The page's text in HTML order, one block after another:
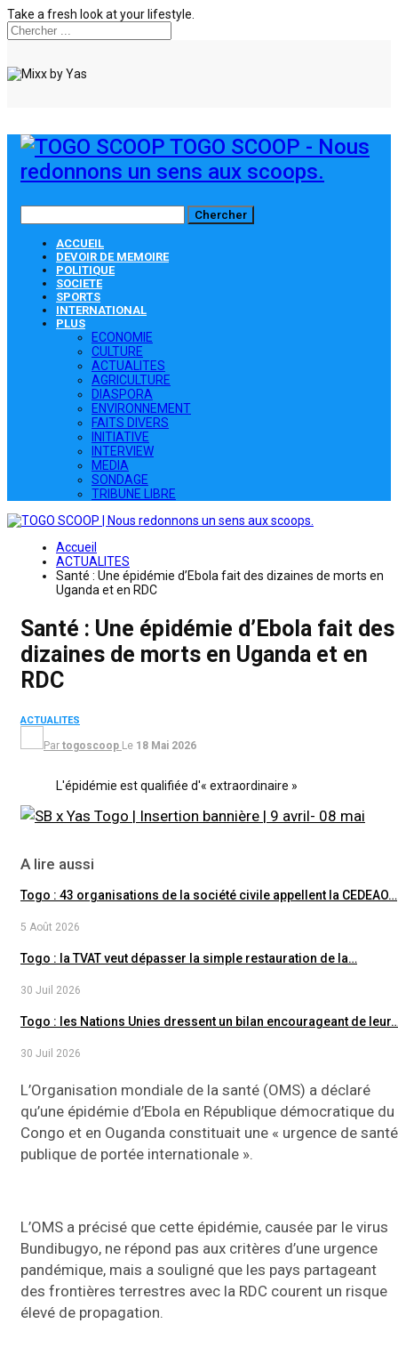
Take a fresh look at your lifestyle.
TOGO SCOOP - Nous
redonnons un sens aux scoops.
ACCUEIL
DEVOIR DE MEMOIRE
POLITIQUE
SOCIETE
SPORTS
INTERNATIONAL
PLUS
ECONOMIE
CULTURE
ACTUALITES
AGRICULTURE
DIASPORA
ENVIRONNEMENT
FAITS DIVERS
INITIATIVE
INTERVIEW
MEDIA
SONDAGE
TRIBUNE LIBRE
Accueil
ACTUALITES
Santé : Une épidémie d’Ebola fait des dizaines de morts en
Uganda et en RDC
Santé : Une épidémie d’Ebola fait des
dizaines de morts en Uganda et en
RDC
ACTUALITES
Par togoscoop Le 18 Mai 2026
L'épidémie est qualifiée d'« extraordinaire »
A lire aussi
Togo : 43 organisations de la société civile appellent la CEDEAO…
5 Août 2026
Togo : la TVAT veut dépasser la simple restauration de la…
30 Juil 2026
Togo : les Nations Unies dressent un bilan encourageant de
30 Juil 2026
L’Organisation mondiale de la santé (OMS) a déclaré
qu’une épidémie d’Ebola en République démocratique du
Congo et en Ouganda constituait une « urgence de santé
publique de portée internationale ».
L’OMS a précisé que cette épidémie, causée par le virus
Bundibugyo, ne répond pas aux critères d’une urgence
pandémique, mais a souligné que les pays partageant
des frontières terrestres avec la RDC courent un risque
élevé de propagation.